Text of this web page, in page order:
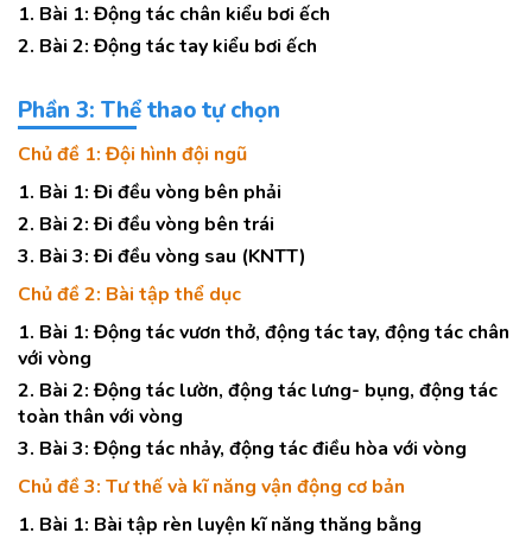
1. Bài 1: Động tác chân kiểu bơi ếch
2. Bài 2: Động tác tay kiểu bơi ếch
Phần 3: Thể thao tự chọn
Chủ đề 1: Đội hình đội ngũ
1. Bài 1: Đi đều vòng bên phải
2. Bài 2: Đi đều vòng bên trái
3. Bài 3: Đi đều vòng sau (KNTT)
Chủ đề 2: Bài tập thể dục
1. Bài 1: Động tác vươn thở, động tác tay, động tác chân
với vòng
2. Bài 2: Động tác lườn, động tác lưng- bụng, động tác
toàn thân với vòng
3. Bài 3: Động tác nhảy, động tác điều hòa với vòng
Chủ đề 3: Tư thế và kĩ năng vận động cơ bản
1. Bài 1: Bài tập rèn luyện kĩ năng thăng bằng